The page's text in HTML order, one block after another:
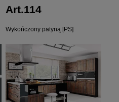
Art.114
Wykończony patyną [PS]